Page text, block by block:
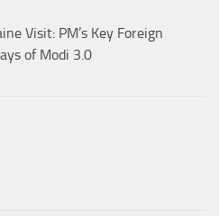
Visit: PM’s Key Foreign
of Modi 3.0